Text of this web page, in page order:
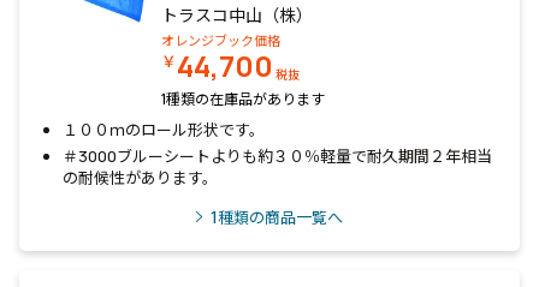
トラスコ中山（株）
オレンジブック価格
￥44,700 税抜
1種類の在庫品があります
１００ｍのロール形状です。
＃3000ブルーシートよりも約３０％軽量で耐久期間２年相当
の耐候性があります。
1種類の商品一覧へ